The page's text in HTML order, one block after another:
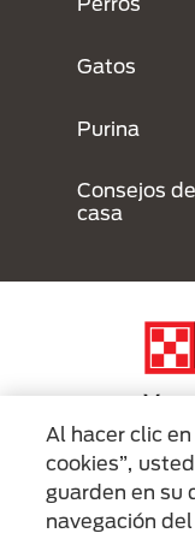
Gatos
Purina
Consejos
casa
Menu Footer
Al hacer clic
cookies”,
guarden en su
navegación